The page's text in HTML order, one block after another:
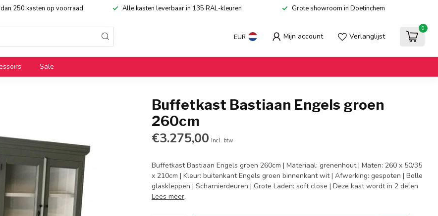
250 kasten op voorraad Alle kasten leverbaar in 135 RAL-kleuren Grote showroom in Doetinchem
EUR Mijn account Verlanglijst
0
Sale
Buffetkast Bastiaan Engels groen
260cm
€3.275,00 Incl. btw
Buffetkast Bastiaan Engels groen 260cm | Materiaal: grenenhout | Maten: 260 x 50/35
x 210cm | Kleur: buitenkant Engels groen binnenkant wit | Afwerking: gespoten | Bolle
glaskleppen | Scharnierdeuren | Grote Laden: soft close | Deze kast wordt in 2 delen
Lees meer.